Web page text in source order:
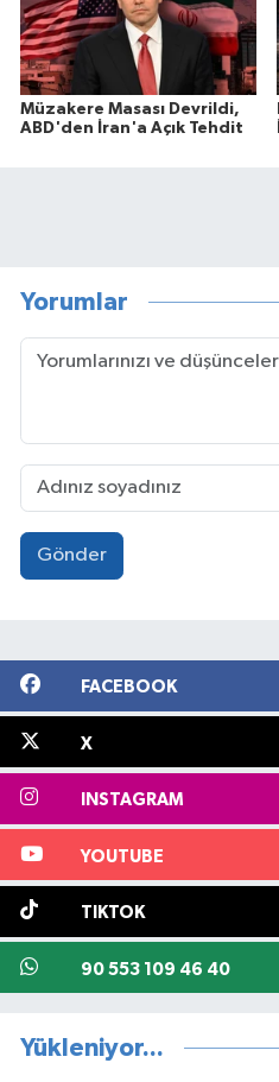
Müzakere Masası Devrildi,
ABD'den İran'a Açık Tehdit
Yorumlar
Gönder
FACEBOOK
X
INSTAGRAM
YOUTUBE
TIKTOK
90 553 109 46 40
Yükleniyor...